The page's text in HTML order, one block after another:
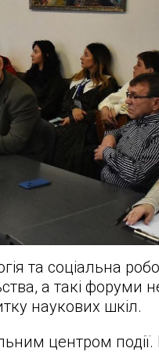
та соціальна
а такі форуми
наукових шкіл.
центром події.